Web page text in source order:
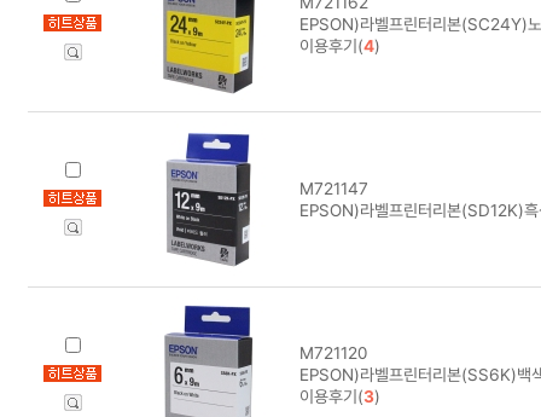
EPSON)라벨프린터리본(SC24Y)
이용후기(4)
M721147
EPSON)라벨프린터리본(SD12K)
M721120
EPSON)라벨프린터리본(SS6K)백
이용후기(3)